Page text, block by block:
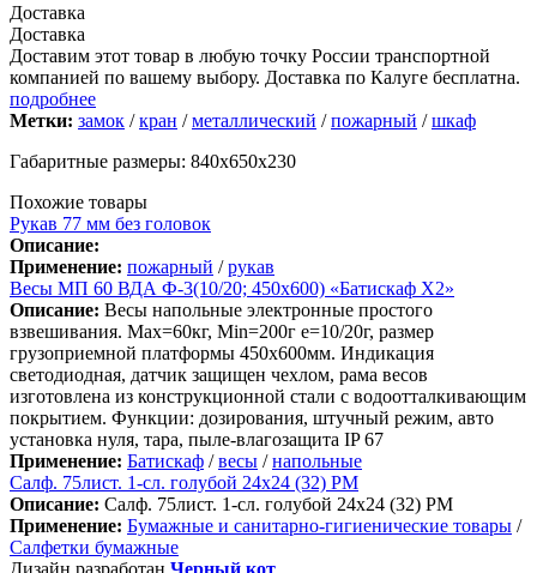
Доставка
Доставка
Доставим этот товар в любую точку России транспортной
компанией по вашему выбору. Доставка по Калуге бесплатна.
подробнее
Метки: замок /кран /металлический /пожарный /шкаф
Габаритные размеры: 840х650х230
Похожие товары
Рукав 77 мм без головок
Описание:
Применение: пожарный /рукав
Весы МП 60 ВДА Ф-3(10/20; 450х600) «Батискаф Х2»
Описание: Весы напольные электронные простого
взвешивания. Мах=60кг, Min=200г е=10/20г, размер
грузоприемной платформы 450х600мм. Индикация
светодиодная, датчик защищен чехлом, рама весов
изготовлена из конструкционной стали с водоотталкивающим
покрытием. Функции: дозирования, штучный режим, авто
установка нуля, тара, пыле-влагозащита IP 67
Применение: Батискаф /весы /напольные
Салф. 75лист. 1-сл. голубой 24х24 (32) РМ
Описание: Салф. 75лист. 1-сл. голубой 24х24 (32) РМ
Применение: Бумажные и санитарно-гигиенические товары /
Салфетки бумажные
Дизайн разработан Черный кот